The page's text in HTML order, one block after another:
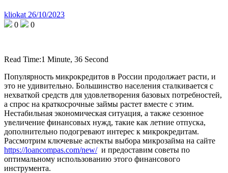
kliokat 26/10/2023
0
0
Read Time:1 Minute, 36 Second
Популярность микрокредитов в России продолжает расти, и
это не удивительно. Большинство населения сталкивается с
нехваткой средств для удовлетворения базовых потребностей,
а спрос на краткосрочные займы растет вместе с этим.
Нестабильная экономическая ситуация, а также сезонное
увеличение финансовых нужд, такие как летние отпуска,
дополнительно подогревают интерес к микрокредитам.
Рассмотрим ключевые аспекты выбора микрозайма на сайте
https://loancompas.com/new/и предоставим советы по
оптимальному использованию этого финансового
инструмента.